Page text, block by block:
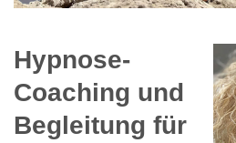
Hypnose-
Coaching und
Begleitung für